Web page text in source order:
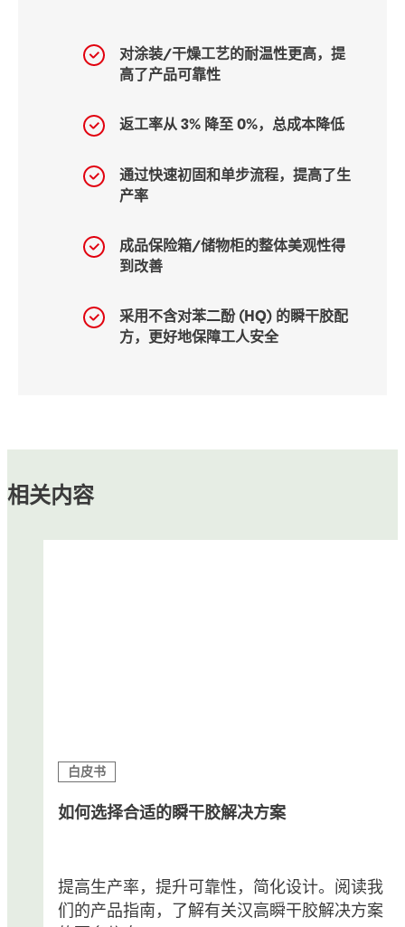
对涂装/干燥工艺的耐温性更高，提
高了产品可靠性
返工率从 3% 降至 0%，总成本降低
通过快速初固和单步流程，提高了生
产率
成品保险箱/储物柜的整体美观性得
到改善
采用不含对苯二酚 (HQ) 的瞬干胶配
方，更好地保障工人安全
相关内容
白皮书
如何选择合适的瞬干胶解决方案
提高生产率，提升可靠性，简化设计。阅读我
们的产品指南，了解有关汉高瞬干胶解决方案